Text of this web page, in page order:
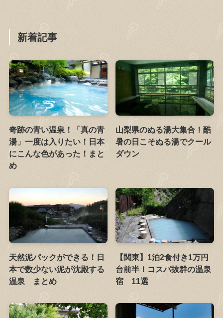
新着記事
奇跡の青い温泉！「真の青
湯」一度は入りたい！日本
にこんな色があった！まと
め
山梨県のぬる湯大集合！酷
暑の日こそぬる湯でクール
ダウン
天然泥パックができる！日
本で数少ない泥が沈殿する
温泉 まとめ
【関東】1泊2食付き1万円
台前半！コスパ抜群の温泉
宿 11選